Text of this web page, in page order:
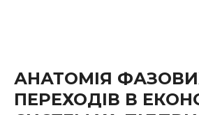
АНАТОМІЯ
ПЕРЕХОДІВ В